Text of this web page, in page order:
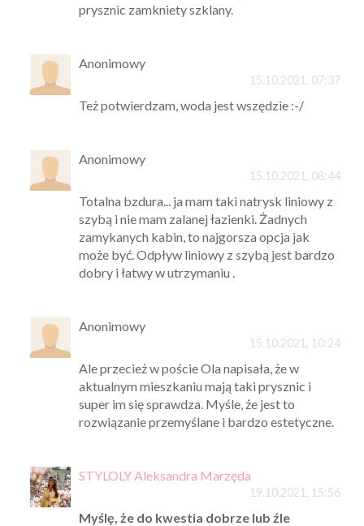
prysznic zamkniety szklany.
Anonimowy
15.10.2021, 07:37
Też potwierdzam, woda jest wszędzie :-/
Anonimowy
15.10.2021, 08:44
Totalna bzdura... ja mam taki natrysk liniowy z
szybą i nie mam zalanej łazienki. Żadnych
zamykanych kabin, to najgorsza opcja jak
może być. Odpływ liniowy z szybą jest bardzo
dobry i łatwy w utrzymaniu .
Anonimowy
15.10.2021, 10:24
Ale przecież w poście Ola napisała, że w
aktualnym mieszkaniu mają taki prysznic i
super im się sprawdza. Myśle, że jest to
rozwiązanie przemyślane i bardzo estetyczne.
STYLOLY Aleksandra Marzęda
19.10.2021, 15:56
Myślę, że do kwestia dobrze lub źle